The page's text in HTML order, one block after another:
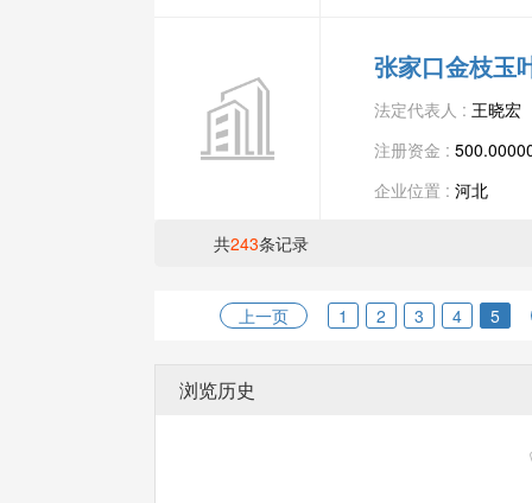
张家口金枝玉
法定代表人 : 王晓宏
注册资金 :
企业位置 : 河北
共243条记录
上一页 1 2 3 4 5
浏览历史